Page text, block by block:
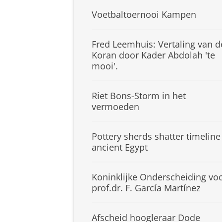
Voetbaltoernooi Kampen
Fred Leemhuis: Vertaling van
Koran door Kader Abdolah 'te
mooi'.
Riet Bons-Storm in het
vermoeden
Pottery sherds shatter timeline
ancient Egypt
Koninklijke Onderscheiding
prof.dr. F. García Martínez
Afscheid hoogleraar Dode